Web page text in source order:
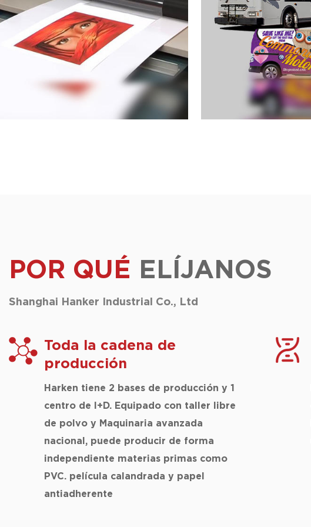
POR QUÉ ELÍJANOS
Shanghai Hanker Industrial Co., Ltd
Toda la cadena de
producción
Harken tiene 2 bases de producción y 1
centro de I+D. Equipado con taller libre
de polvo y Maquinaria avanzada
nacional, puede producir de forma
independiente materias primas como
PVC. película calandrada y papel
antiadherente